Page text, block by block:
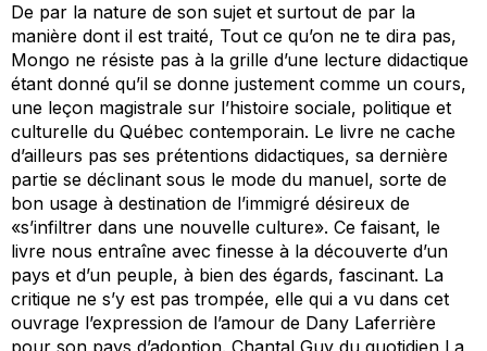
De par la nature de son sujet et surtout de par la
manière dont il est traité, Tout ce qu’on ne te dira pas,
Mongo ne résiste pas à la grille d’une lecture didactique
étant donné qu’il se donne justement comme un cours,
une leçon magistrale sur l’histoire sociale, politique et
culturelle du Québec contemporain. Le livre ne cache
d’ailleurs pas ses prétentions didactiques, sa dernière
partie se déclinant sous le mode du manuel, sorte de
bon usage à destination de l’immigré désireux de
«s’infiltrer dans une nouvelle culture». Ce faisant, le
livre nous entraîne avec finesse à la découverte d’un
pays et d’un peuple, à bien des égards, fascinant. La
critique ne s’y est pas trompée, elle qui a vu dans cet
ouvrage l’expression de l’amour de Dany Laferrière